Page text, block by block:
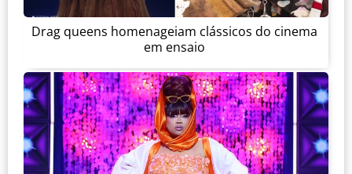
Drag queens homenageiam clássicos do cinema
em ensaio